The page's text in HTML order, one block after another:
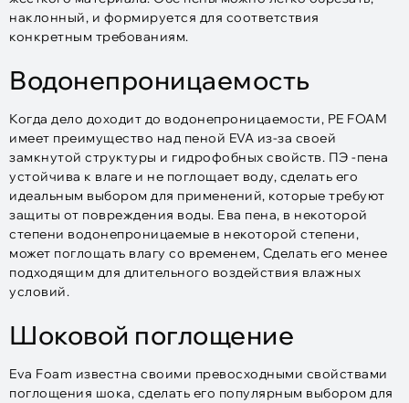
наклонный, и формируется для соответствия
конкретным требованиям.
Водонепроницаемость
Когда дело доходит до водонепроницаемости, PE FOAM
имеет преимущество над пеной EVA из-за своей
замкнутой структуры и гидрофобных свойств. ПЭ -пена
устойчива к влаге и не поглощает воду, сделать его
идеальным выбором для применений, которые требуют
защиты от повреждения воды. Ева пена, в некоторой
степени водонепроницаемые в некоторой степени,
может поглощать влагу со временем, Сделать его менее
подходящим для длительного воздействия влажных
условий.
Шоковой поглощение
Eva Foam известна своими превосходными свойствами
поглощения шока, сделать его популярным выбором для